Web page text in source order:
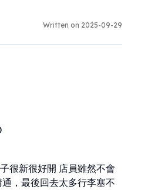
Written on 2025-09-29
很新很好開 店員雖然不會
，最後回去太多行李塞不